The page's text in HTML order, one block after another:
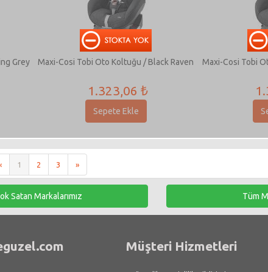
Grey Maxi-Cosi Tobi Oto Koltuğu / Black Raven
1.323,06 ₺
Sepete Ekle
Maxi-Cosi Tobi
1 2 3 »
Satan Markalarımız Tüm
Müşteri Hizmetleri